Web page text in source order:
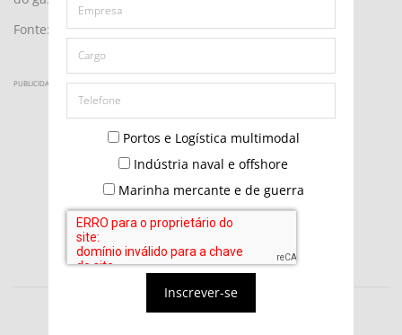
Portos e Logística multimodal
Indústria naval e offshore
Marinha mercante e de guerra
Inscrever-se
Fonte: valor Econômico
PUBLICIDADE